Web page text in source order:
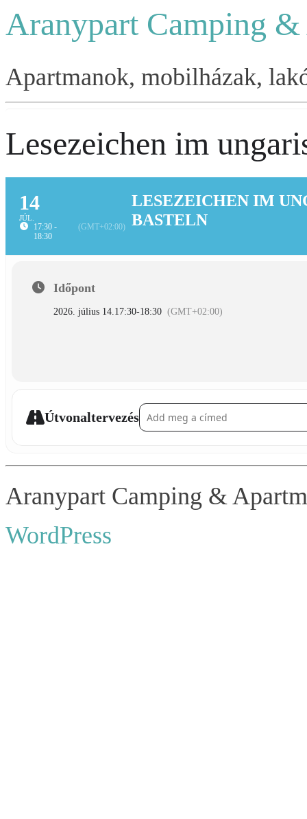
Aranypart Camping &
Apartmanok, mobilházak,
Lesezeichen im
14
JÚL.
17:30 -
18:30
(GMT+02:00)
LESEZEICHEN IM
BASTELN
Időpont
2026. július 14. 17:30-18:30 (GMT+02:00)
ÚtvonaltervezésAddress - Lesezeichen im ungarischen Stil
Aranypart Camping &
WordPress